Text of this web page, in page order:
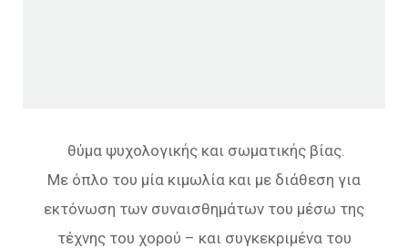
θύμα ψυχολογικής και σωματικής βίας.
Με όπλο του μία κιμωλία και με διάθεση για
εκτόνωση των συναισθημάτων του μέσω της
τέχνης του χορού – και συγκεκριμένα του